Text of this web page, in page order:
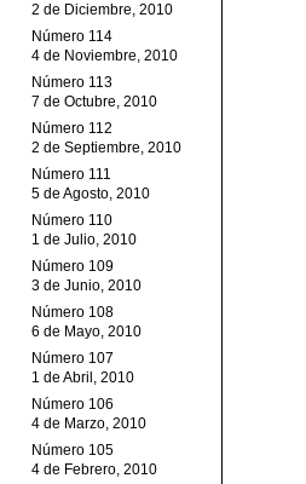
2 de Diciembre, 2010
Número 114
4 de Noviembre, 2010
Número 113
7 de Octubre, 2010
Número 112
2 de Septiembre, 2010
Número 111
5 de Agosto, 2010
Número 110
1 de Julio, 2010
Número 109
3 de Junio, 2010
Número 108
6 de Mayo, 2010
Número 107
1 de Abril, 2010
Número 106
4 de Marzo, 2010
Número 105
4 de Febrero, 2010